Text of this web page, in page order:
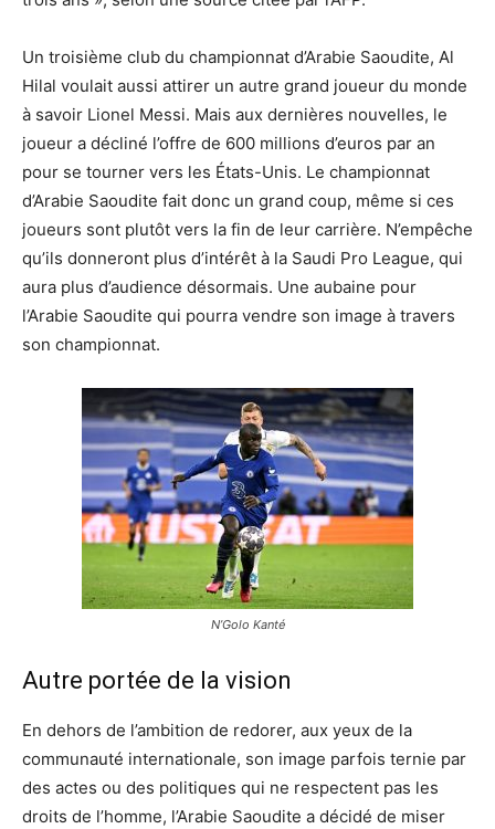
Un troisième club du championnat d’Arabie Saoudite, Al
Hilal voulait aussi attirer un autre grand joueur du monde
à savoir Lionel Messi. Mais aux dernières nouvelles, le
joueur a décliné l’offre de 600 millions d’euros par an
pour se tourner vers les États-Unis. Le championnat
d’Arabie Saoudite fait donc un grand coup, même si ces
joueurs sont plutôt vers la fin de leur carrière. N’empêche
qu’ils donneront plus d’intérêt à la Saudi Pro League, qui
aura plus d’audience désormais. Une aubaine pour
l’Arabie Saoudite qui pourra vendre son image à travers
son championnat.
N’Golo Kanté
Autre portée de la vision
En dehors de l’ambition de redorer, aux yeux de la
communauté internationale, son image parfois ternie par
des actes ou des politiques qui ne respectent pas les
droits de l’homme, l’Arabie Saoudite a décidé de miser